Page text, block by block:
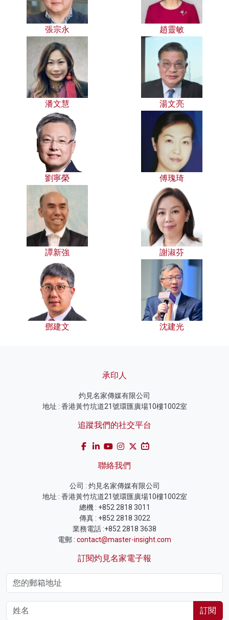
張宗永 趙靈敏
潘文慧 湯文亮
劉寧榮 傅瑰琦
譚新強 謝淑芬
鄧建文 沈建光
承印人
灼見名家傳媒有限公司
地址 : 香港黃竹坑道21號環匯廣場10樓1002室
追蹤我們的社交平台
聯絡我們
公司 : 灼見名家傳媒有限公司
地址 : 香港黃竹坑道21號環匯廣場10樓1002室
總機 : +852 2818 3011
傳真 : +852 2818 3022
業務電話 :+852 2818 3638
電郵 : contact@master-insight.com
訂閱灼見名家電子報
訂閱